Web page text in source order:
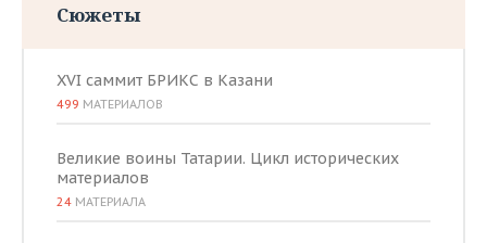
Сюжеты
XVI саммит БРИКС в Казани
499 МАТЕРИАЛОВ
Великие воины Татарии. Цикл исторических
материалов
24 МАТЕРИАЛА